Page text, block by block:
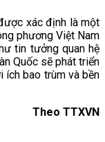
xác định là một
phương Việt Nam
tin tưởng quan hệ
Quốc sẽ phát triển
ích bao trùm và bền
Theo TTXVN